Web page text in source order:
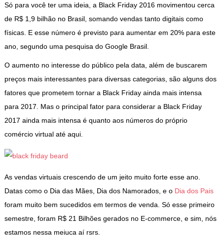
Só para você ter uma ideia, a Black Friday 2016 movimentou cerca
de R$ 1,9 bilhão no Brasil, somando vendas tanto digitais como
físicas. E esse número é previsto para aumentar em 20% para este
ano, segundo uma pesquisa do Google Brasil.
O aumento no interesse do público pela data, além de buscarem
preços mais interessantes para diversas categorias, são alguns dos
fatores que prometem tornar a Black Friday ainda mais intensa
para 2017. Mas o principal fator para considerar a Black Friday
2017 ainda mais intensa é quanto aos números do próprio
comércio virtual até aqui.
As vendas virtuais crescendo de um jeito muito forte esse ano.
Datas como o Dia das Mães, Dia dos Namorados, e o Dia dos Pais
foram muito bem sucedidos em termos de venda. Só esse primeiro
semestre, foram R$ 21 Bilhões gerados no E-commerce, e sim, nós
estamos nessa meiuca aí rsrs.